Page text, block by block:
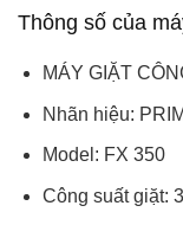
Thông số của
MÁY GIẶT
Nhãn hiệu:
Model: FX 350
Công suất giặt: